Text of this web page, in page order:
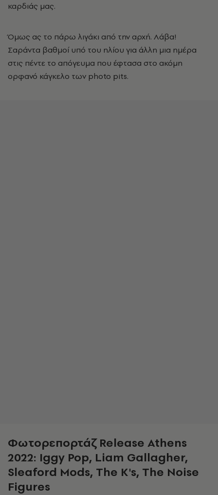
καρδιάς μας.
Όμως ας το πάρω λιγάκι από την αρχή. Λάβα!
Σαράντα βαθμοί υπό του ηλίου για άλλη μια ημέρα
στις πέντε το απόγευμα που έφτασα στο ακόμη
ορφανό κάγκελο των photo pits.
Φωτορεπορτάζ Release Athens
2022: Iggy Pop, Liam Gallagher,
Sleaford Mods, The K's, The Noise
Figures